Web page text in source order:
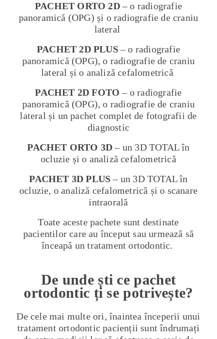
PACHET ORTO 2D – o radiografie
panoramică (OPG) și o radiografie de craniu
lateral
PACHET2DPLUS – o radiografie
panoramică (OPG), o radiografie de craniu
lateral și o analiză cefalometrică
PACHET 2D FOTO – o radiografie
panoramică (OPG), o radiografie de craniu
lateral și un pachet complet de fotografii de
diagnostic
PACHET ORTO 3D – un 3D TOTAL în
ocluzie și o analiză cefalometrică
PACHET 3D PLUS – un 3D TOTAL în
ocluzie, o analiză cefalometrică și o scanare
intraorală
Toate aceste pachete sunt destinate
pacientilor care au început sau urmează să
înceapă un tratament ortodontic.
De unde ști ce pachet
ortodontic ți se potrivește?
De cele mai multe ori, înaintea începerii unui
tratament ortodontic pacienții sunt îndrumați